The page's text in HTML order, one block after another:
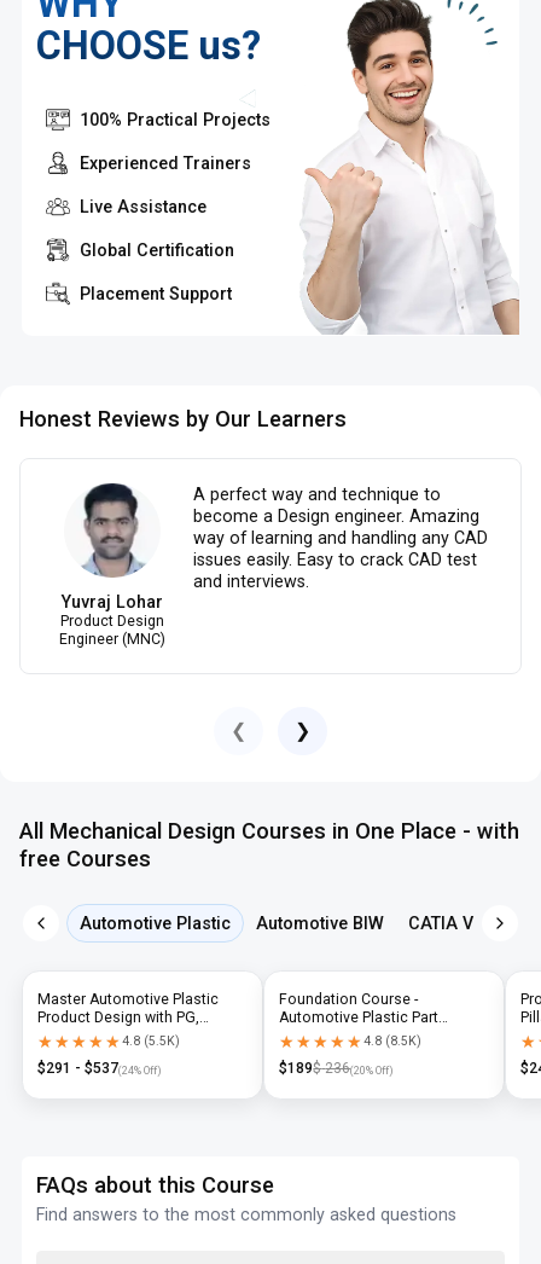
CHOOSE us?
100% Practical Projects
Experienced Trainers
Live Assistance
Global Certification
Placement Support
Honest Reviews by Our Learners
Yuvraj Lohar
Product Design
Engineer (MNC)
A perfect way and technique to
become a Design engineer. Amazing
way of learning and handling any CAD
issues easily. Easy to crack CAD test
and interviews.
❮ ❯
All Mechanical Design Courses in One Place - with
free Courses
Automotive Plastic Automotive BIW CATIA V5
Master Automotive Plastic
Product Design with PG,
Diploma & Industry-Level CAD
★★★★★
★★★★★4.8 (5.5K)
$291 - $537(24% Off)
Foundation Course -
Automotive Plastic Part
Design using CATIA V5 or UG-
★★★★★
★★★★★4.8 (8.5K)
$189$ 236(20% Off)
NX
$
FAQs about this Course
Find answers to the most commonly asked questions